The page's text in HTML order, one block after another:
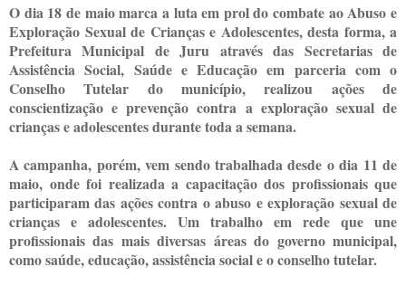
O dia 18 de maio marca a luta em prol do combate ao Abuso e
Exploração Sexual de Crianças e Adolescentes, desta forma, a
Prefeitura Municipal de Juru através das Secretarias de
Assistência Social, Saúde e Educação em parceria com o
Conselho Tutelar do município, realizou ações de
conscientização e prevenção contra a exploração sexual de
crianças e adolescentes durante toda a semana.
A campanha, porém, vem sendo trabalhada desde o dia 11 de
maio, onde foi realizada a capacitação dos profissionais que
participaram das ações contra o abuso e exploração sexual de
crianças e adolescentes. Um trabalho em rede que une
profissionais das mais diversas áreas do governo municipal,
como saúde, educação, assistência social e o conselho tutelar.